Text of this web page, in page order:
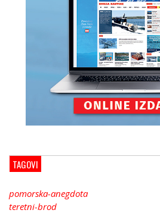
TAGOVI
pomorska-anegdota
teretni-brod